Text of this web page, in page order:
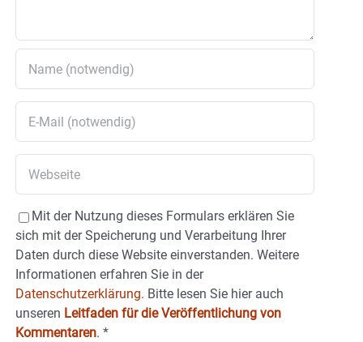
Mit der Nutzung dieses Formulars erklären Sie
sich mit der Speicherung und Verarbeitung Ihrer
Daten durch diese Website einverstanden. Weitere
Informationen erfahren Sie in der
Datenschutzerklärung. Bitte lesen Sie hier auch
unseren Leitfaden für die Veröffentlichung von
Kommentaren. *